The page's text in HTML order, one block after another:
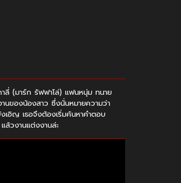
ลี่ (มาร์ก รัฟฟาโล่) แฟนหนุ่ม ทนาย
นของน้องสาว ซึ่งนั่นหมายความว่า
เอิญ เธอจึงต้องเริ่มค้นหาคำตอบ
ล้วงานแต่งงานล่ะ